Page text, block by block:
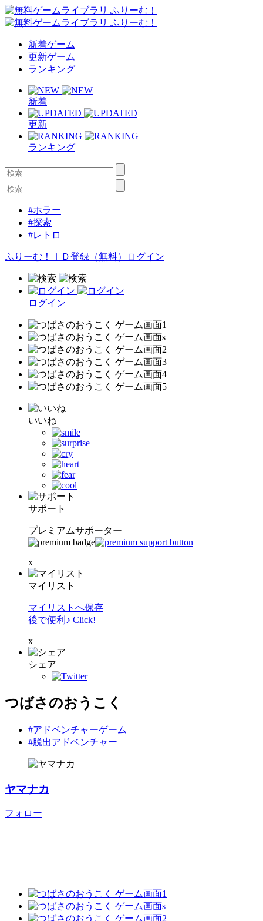
新着ゲーム
更新ゲーム
ランキング
新着
更新
ランキング
#ホラー
#探索
#レトロ
ふりーむ！ＩＤ登録（無料） ログイン
ログイン
いいね
サポート
プレミアムサポーター
x
マイリスト
マイリストへ保存
後で便利♪ Click!
x
シェア
つばさのおうこく
#アドベンチャーゲーム
#脱出アドベンチャー
ヤマナカ
フォロー